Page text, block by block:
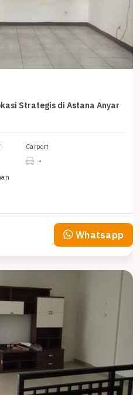
Strategis di Astana Anyar
Carport
-
Whatsapp